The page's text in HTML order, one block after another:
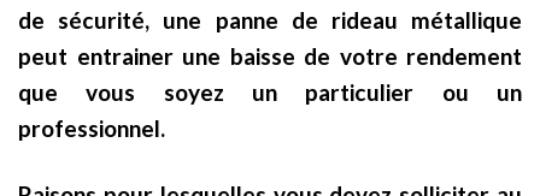
de sécurité, une panne de rideau métallique
peut entrainer une baisse de votre rendement
que vous soyez un particulier ou un
professionnel.